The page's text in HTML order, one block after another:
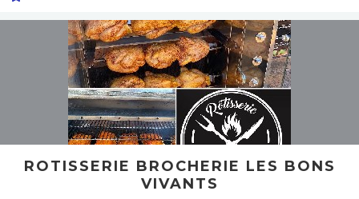
ROTISSERIE BROCHERIE LES BONS
VIVANTS